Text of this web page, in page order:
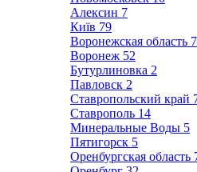
Алексин 7
Київ 79
Воронежская область
Воронеж 52
Бутурлиновка 2
Павловск 2
Ставропольский край
Ставрополь 14
Минеральные Воды 5
Пятигорск 5
Оренбургская область